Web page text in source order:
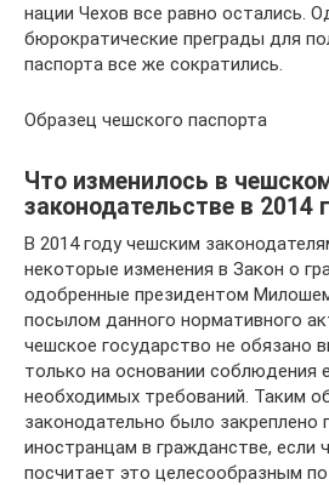
нации Чехов все равно остались.
бюрократические преграды для
паспорта все же сократились.
Образец чешского паспорта
Что изменилось в
законодательстве в 2014
В 2014 году чешским
некоторые изменения в Закон о
одобренные президентом
посылом данного нормативного
чешское государство не обязано
только на основании соблюдения
необходимых требований. Таким
законодательно было закреплено
иностранцам в гражданстве, если
посчитает это целесообразным